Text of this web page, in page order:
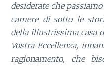
desiderate che
camere di sotto le
della illustrissima casa
Vostra Eccellenza,
ragionamento, che